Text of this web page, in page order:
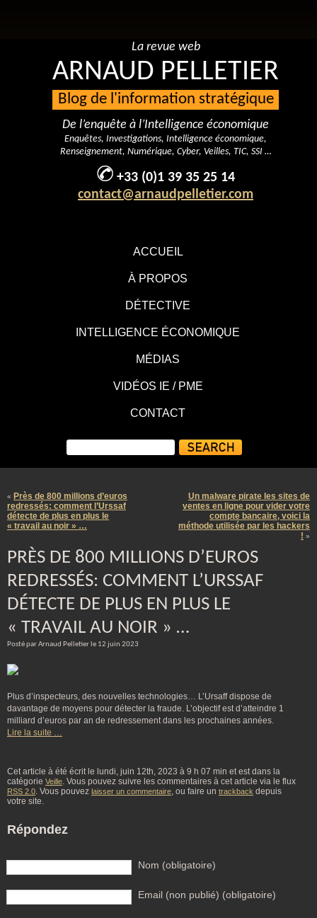
ACCUEIL
À PROPOS
DÉTECTIVE
INTELLIGENCE ÉCONOMIQUE
MÉDIAS
VIDÉOS IE / PME
CONTACT
La revue web
ARNAUD PELLETIER
Blog de l'information stratégique
De l’enquête à l’Intelligence économique
Enquêtes, Investigations, Intelligence économique,
Renseignement, Numérique, Cyber, Veilles, TIC, SSI …
+33 (0)1 39 35 25 14
contact@arnaudpelletier.com
« Près de 800 millions d’euros
redressés: comment l’Urssaf
détecte de plus en plus le
« travail au noir » …
Un malware pirate les sites de
ventes en ligne pour vider votre
compte bancaire, voici la
méthode utilisée par les hackers
! »
PRÈS DE 800 MILLIONS D’EUROS
REDRESSÉS: COMMENT L’URSSAF
DÉTECTE DE PLUS EN PLUS LE
« TRAVAIL AU NOIR » …
Posté par Arnaud Pelletier le 12 juin 2023
Plus d’inspecteurs, des nouvelles technologies… L’Ursaff dispose de
davantage de moyens pour détecter la fraude. L’objectif est d’atteindre 1
milliard d’euros par an de redressement dans les prochaines années.
Lire la suite …
Cet article à été écrit le lundi, juin 12th, 2023 à 9 h 07 min et est dans la
catégorie Veille. Vous pouvez suivre les commentaires à cet article via le flux
RSS 2.0. Vous pouvez laisser un commentaire, ou faire un trackback depuis
votre site.
Répondez
Nom (obligatoire)
Email (non publié) (obligatoire)